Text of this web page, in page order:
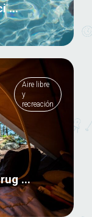
...
Aire libre
y
recreación
...